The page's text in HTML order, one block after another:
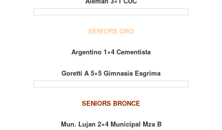
SENIORS ORO
Argentino 1×4 Cementista
Goretti A 5×5 Gimnasia Esgrima
SENIORS BRONCE
Mun. Lujan 2×4 Municipal Mza B